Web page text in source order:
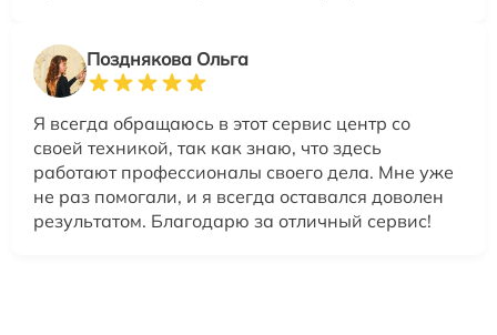
Позднякова Ольга
Я всегда обращаюсь в этот сервис центр со
своей техникой, так как знаю, что здесь
работают профессионалы своего дела. Мне уже
не раз помогали, и я всегда оставался доволен
результатом. Благодарю за отличный сервис!